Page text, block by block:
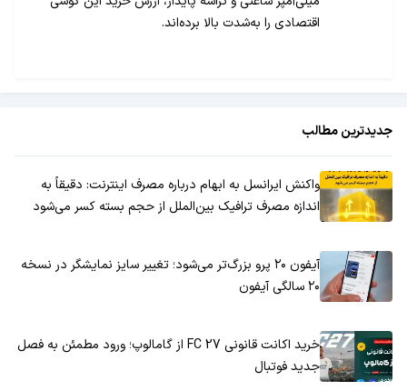
اقتصادی را به‌شدت بالا برده‌اند.
جدیدترین مطالب
واکنش ایرانسل به ابهام درباره مصرف اینترنت: دقیقاً به
اندازه مصرف ترافیک بین‌الملل از حجم بسته کسر می‌شود
آیفون ۲۰ پرو بزرگ‌تر می‌شود؛ تغییر سایز نمایشگر در نسخه
۲۰ سالگی آیفون
خرید اکانت قانونی FC 27 از گامالوپ؛ ورود مطمئن به فصل
جدید فوتبال